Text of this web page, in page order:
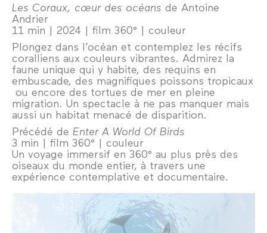
Les Coraux, cœur des océans de Antoine
Andrier
11 min | 2024 | film 360° | couleur
Plongez dans l’océan et contemplez les récifs
coralliens aux couleurs vibrantes. Admirez la
faune unique qui y habite, des requins en
embuscade, des magnifiques poissons tropicaux
ou encore des tortues de mer en pleine
migration. Un spectacle à ne pas manquer mais
aussi un habitat menacé de disparition.
Précédé de Enter A World Of Birds
3 min | film 360° | couleur
Un voyage immersif en 360° au plus près des
oiseaux du monde entier, à travers une
expérience contemplative et documentaire.